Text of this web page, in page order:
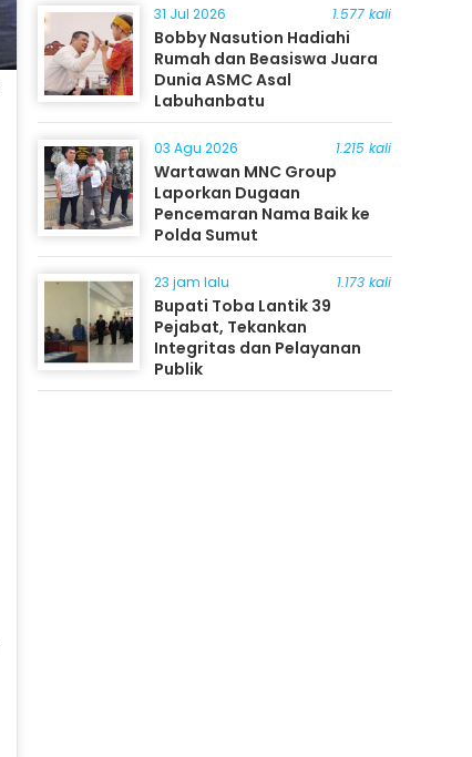
31 Jul 2026 1.577 kali
Bobby Nasution Hadiahi
Rumah dan Beasiswa Juara
Dunia ASMC Asal
Labuhanbatu
03 Agu 2026 1.215 kali
Wartawan MNC Group
Laporkan Dugaan
Pencemaran Nama Baik ke
Polda Sumut
23 jam lalu 1.173 kali
Bupati Toba Lantik 39
Pejabat, Tekankan
Integritas dan Pelayanan
Publik